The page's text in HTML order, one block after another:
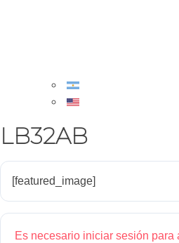
LB32AB
[featured_image]
Es necesario iniciar sesión para